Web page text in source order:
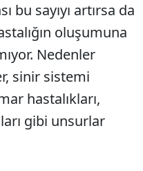
bu sayıyı artırsa da
oluşumuna
Nedenler
sinir sistemi
hastalıkları,
gibi unsurlar